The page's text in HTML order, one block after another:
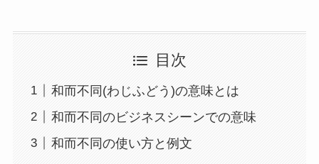
目次
和而不同(わじふどう)の意味とは
和而不同のビジネスシーンでの意味
和而不同の使い方と例文